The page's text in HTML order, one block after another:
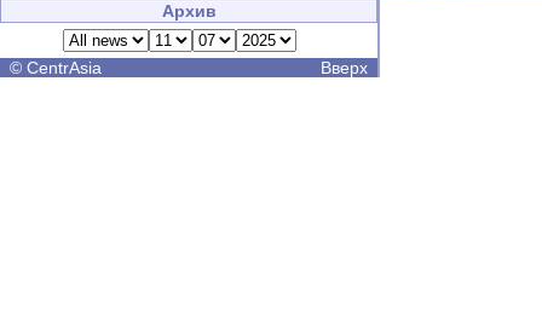
Архив
© CentrAsia Вверх